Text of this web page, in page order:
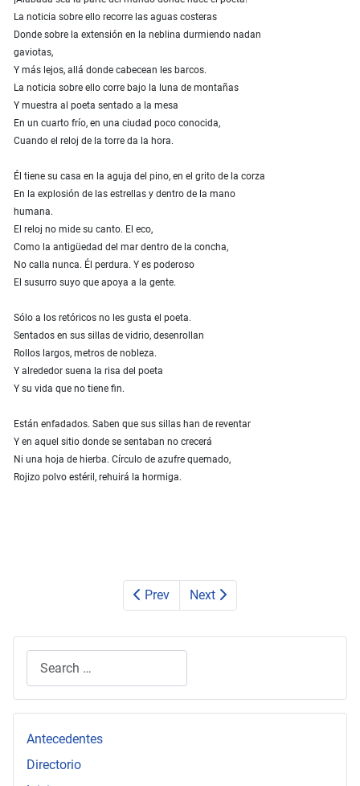
La noticia sobre ello recorre las aguas costeras
Donde sobre la extensión en la neblina durmiendo nadan
gaviotas,
Y más lejos, allá donde cabecean les barcos.
La noticia sobre ello corre bajo la luna de montañas
Y muestra al poeta sentado a la mesa
En un cuarto frío, en una ciudad poco conocida,
Cuando el reloj de la torre da la hora.
Él tiene su casa en la aguja del pino, en el grito de la corza
En la explosión de las estrellas y dentro de la mano
humana.
El reloj no mide su canto. El eco,
Como la antigüedad del mar dentro de la concha,
No calla nunca. Él perdura. Y es poderoso
El susurro suyo que apoya a la gente.
Sólo a los retóricos no les gusta el poeta.
Sentados en sus sillas de vidrio, desenrollan
Rollos largos, metros de nobleza.
Y alrededor suena la risa del poeta
Y su vida que no tiene fin.
Están enfadados. Saben que sus sillas han de reventar
Y en aquel sitio donde se sentaban no crecerá
Ni una hoja de hierba. Círculo de azufre quemado,
Rojizo polvo estéril, rehuirá la hormiga.
Prev Next
Antecedentes
Directorio